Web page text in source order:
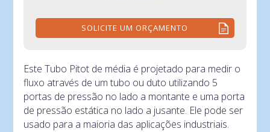
SOLICITE UM ORÇAMENTO
Este Tubo Pitot de média é projetado para medir o
fluxo através de um tubo ou duto utilizando 5
portas de pressão no lado a montante e uma porta
de pressão estática no lado a jusante. Ele pode ser
usado para a maioria das aplicações industriais.